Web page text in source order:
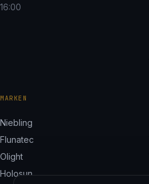
16:00
MARKEN
Niebling
Flunatec
Olight
Holosun